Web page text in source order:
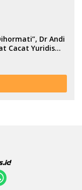
Dr Andi
Cacat Yuridis